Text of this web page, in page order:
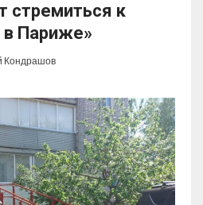
стремиться к
в Париже»
Кондрашов